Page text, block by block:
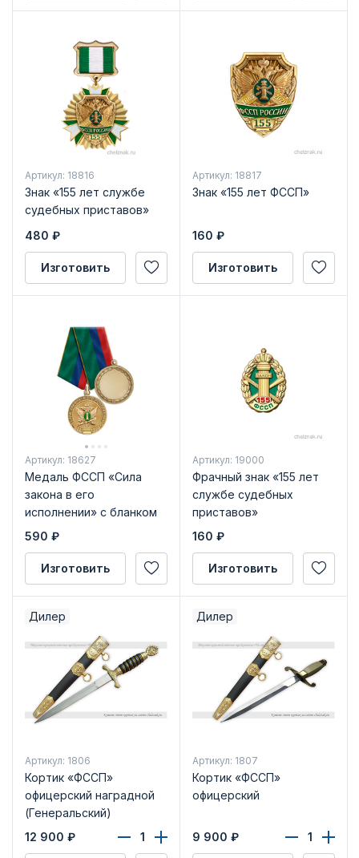
Артикул: 18816
Знак «155 лет службе
судебных приставов»
480 ₽
Изготовить
Артикул: 18817
Знак «155 лет ФССП»
160 ₽
Изготовить
Артикул: 18627
Медаль ФССП «Сила
закона в его
исполнении» с бланком
удостоверения
590 ₽
Изготовить
Артикул: 19000
Фрачный знак «155 лет
службе судебных
приставов»
160 ₽
Изготовить
Дилер
Артикул: 1806
Кортик «ФССП»
офицерский наградной
(Генеральский)
12 900 ₽
Дилер
Артикул: 1807
Кортик «ФССП»
офицерский
9 900 ₽